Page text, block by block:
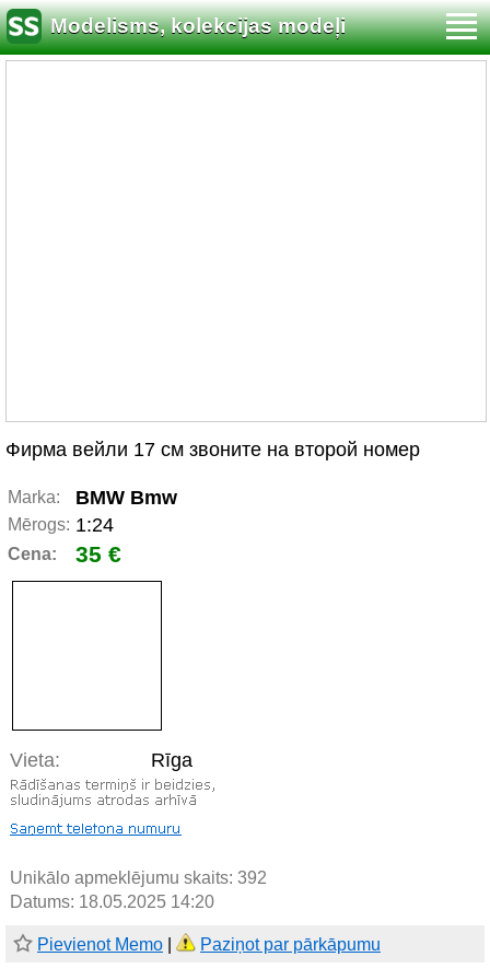
Modelisms, kolekcijas modeļi
Фирма вейли 17 см звоните на второй номер
Marka: BMW Bmw
Mērogs: 1:24
Cena: 35 €
Vieta: Rīga
Unikālo apmeklējumu skaits: 392
Datums: 18.05.2025 14:20
Pievienot Memo Paziņot par pārkāpumu